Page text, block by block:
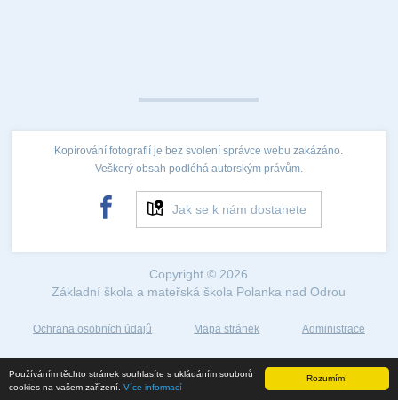
Rozumím!
Používáním těchto stránek souhlasíte s ukládáním souborů
cookies na vašem zařízení. Více informací
Kopírování fotografií je bez svolení správce webu zakázáno.
Veškerý obsah podléhá autorským právům.
Jak se k nám dostanete
Copyright © 2026
Základní škola a mateřská škola Polanka nad Odrou
Ochrana osobních údajů Mapa stránek Administrace
©2018